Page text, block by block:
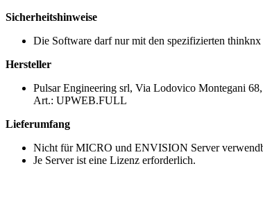
Sicherheitshinweise
Die Software darf nur mit den spezifizierten thinknx
Hersteller
Pulsar Engineering srl, Via Lodovico Montegani
Art.: UPWEB.FULL
Lieferumfang
Nicht für MICRO und ENVISION Server
Je Server ist eine Lizenz erforderlich.